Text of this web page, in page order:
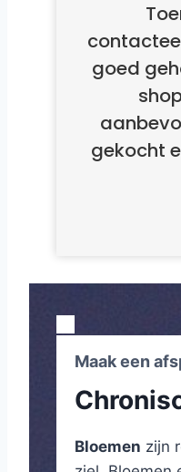
goed
gekocht
Maak een
Bloemen zijn